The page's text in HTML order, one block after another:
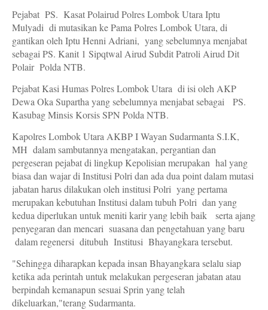
Pejabat PS. Kasat Polairud Polres Lombok Utara Iptu
Mulyadi di mutasikan ke Pama Polres Lombok Utara, di
gantikan oleh Iptu Henni Adriani, yang sebelumnya menjabat
sebagai PS. Kanit 1 Sipqtwal Airud Subdit Patroli Airud Dit
Polair Polda NTB.
Pejabat Kasi Humas Polres Lombok Utara di isi oleh AKP
Dewa Oka Supartha yang sebelumnya menjabat sebagai PS.
Kasubag Minsis Korsis SPN Polda NTB.
Kapolres Lombok Utara AKBP I Wayan Sudarmanta S.I.K,
MH dalam sambutannya mengatakan, pergantian dan
pergeseran pejabat di lingkup Kepolisian merupakan hal yang
biasa dan wajar di Institusi Polri dan ada dua point dalam mutasi
jabatan harus dilakukan oleh institusi Polri yang pertama
merupakan kebutuhan Institusi dalam tubuh Polri dan yang
kedua diperlukan untuk meniti karir yang lebih baik serta ajang
penyegaran dan mencari suasana dan pengetahuan yang baru
dalam regenersi ditubuh Institusi Bhayangkara tersebut.
"Sehingga diharapkan kepada insan Bhayangkara selalu siap
ketika ada perintah untuk melakukan pergeseran jabatan atau
berpindah kemanapun sesuai Sprin yang telah
dikeluarkan,"terang Sudarmanta.